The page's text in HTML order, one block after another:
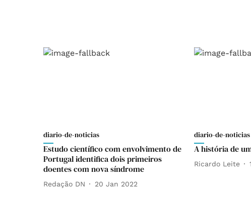
diario-de-noticias
Estudo científico com envolvimento de
Portugal identifica dois primeiros
doentes com nova síndrome
Redação DN 20 Jan 2022
diario-de-noticias
A história de
Ricardo Leite